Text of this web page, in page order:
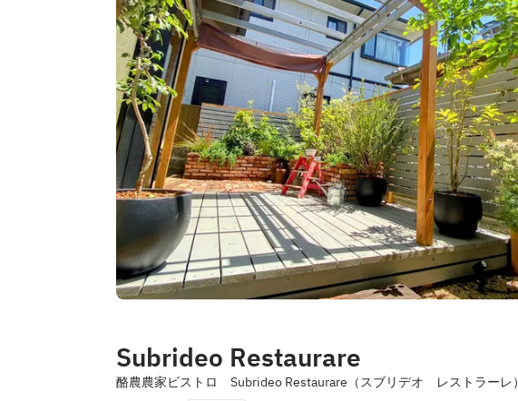
Subrideo Restaurare
酪農農家ビストロ Subrideo Restaurare（スブリデオ レストラーレ）